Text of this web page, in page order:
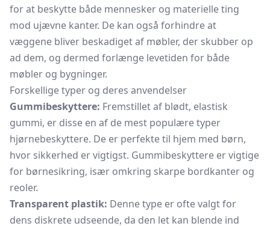
for at beskytte både mennesker og materielle ting
mod ujævne kanter. De kan også forhindre at
væggene bliver beskadiget af møbler, der skubber op
ad dem, og dermed forlænge levetiden for både
møbler og bygninger.
Forskellige typer og deres anvendelser
Gummibeskyttere: Fremstillet af blødt, elastisk
gummi, er disse en af de mest populære typer
hjørnebeskyttere. De er perfekte til hjem med børn,
hvor sikkerhed er vigtigst. Gummibeskyttere er vigtige
for børnesikring, især omkring skarpe bordkanter og
reoler.
Transparent plastik: Denne type er ofte valgt for
dens diskrete udseende, da den let kan blende ind